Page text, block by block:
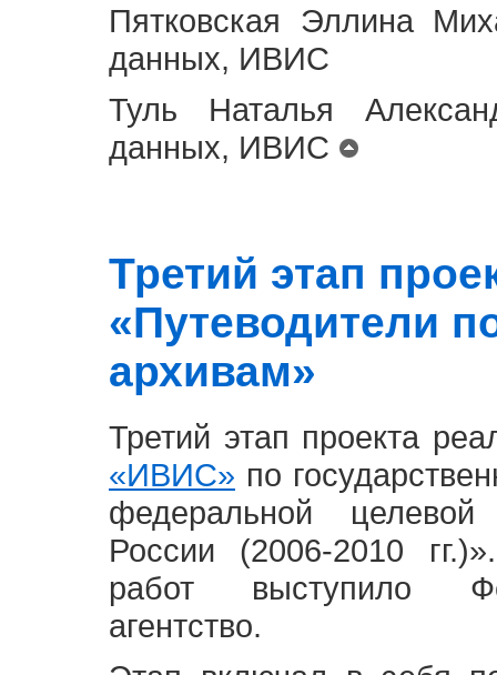
Пятковская Эллина
данных, ИВИС
Туль Наталья
данных, ИВИС
Третий этап
«Путеводители
архивам»
Третий этап проекта
«ИВИС» по
федеральной
России (2006-2010
работ выступило
агентство.